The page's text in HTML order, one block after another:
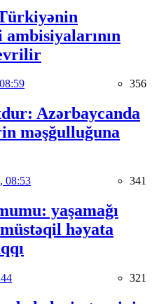
356
Azərbaycanda
məşğulluğuna
08:53 341
yaşamağı
həyata
321